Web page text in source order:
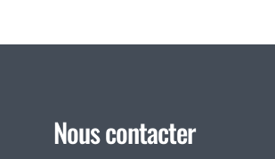
Nous contacter